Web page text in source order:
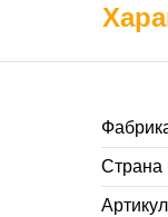
Страна